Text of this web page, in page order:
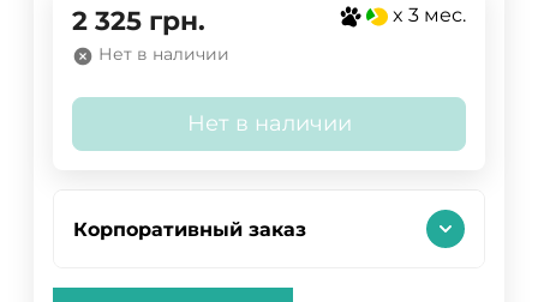
2 325 грн. x 3 мес.
Нет в наличии
Нет в наличии
Корпоративный заказ